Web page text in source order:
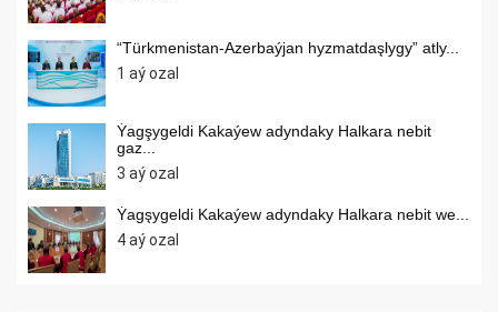
“Türkmenistan-Azerbaýjan hyzmatdaşlygy” atly...
1 aý ozal
Ýagşygeldi Kakaýew adyndaky Halkara nebit
gaz...
3 aý ozal
Ýagşygeldi Kakaýew adyndaky Halkara nebit we...
4 aý ozal